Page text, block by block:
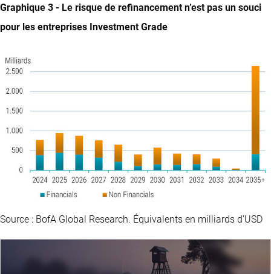
Graphique 3 - Le risque de refinancement n’est pas un souci
pour les entreprises Investment Grade
Source : BofA Global Research. Équivalents en milliards d’USD